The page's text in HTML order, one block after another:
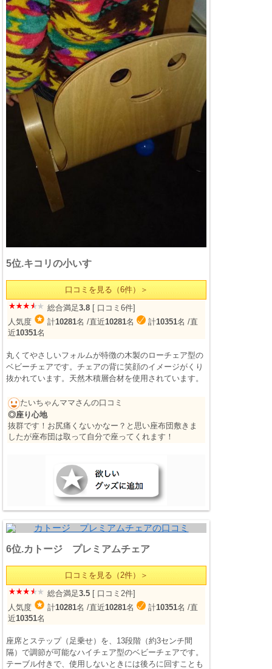
5位.キコリの小いす
口コミを見る（6件）＞
総合満足3.8 [ 口コミ6件]
人気度
計10281名 /直近10281名 計10351名 /直
近10351名
丸くてやさしいフォルムが特徴の木製のローチェア型の
ベビーチェアです。チェアの背に笑顔のイメージがくり
抜かれています。天然木積層合材を使用されています。
たいちゃんママさんの口コミ
◎座り心地
抜群です！お尻痛くないかなー？と思い座布団敷きま
したが座布団は取って自分で座ってくれます！
6位.カトージ プレミアムチェア
口コミを見る（2件）＞
総合満足3.5 [ 口コミ2件]
人気度
計10281名 /直近10281名 計10351名 /直
近10351名
座席とステップ（足乗せ）を、13段階（約3センチ間
隔）で調節が可能なハイチェア型のベビーチェアです。
テーブル付きで、使用しないときには後ろに回すことも